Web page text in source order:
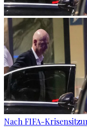
Nach FIFA-